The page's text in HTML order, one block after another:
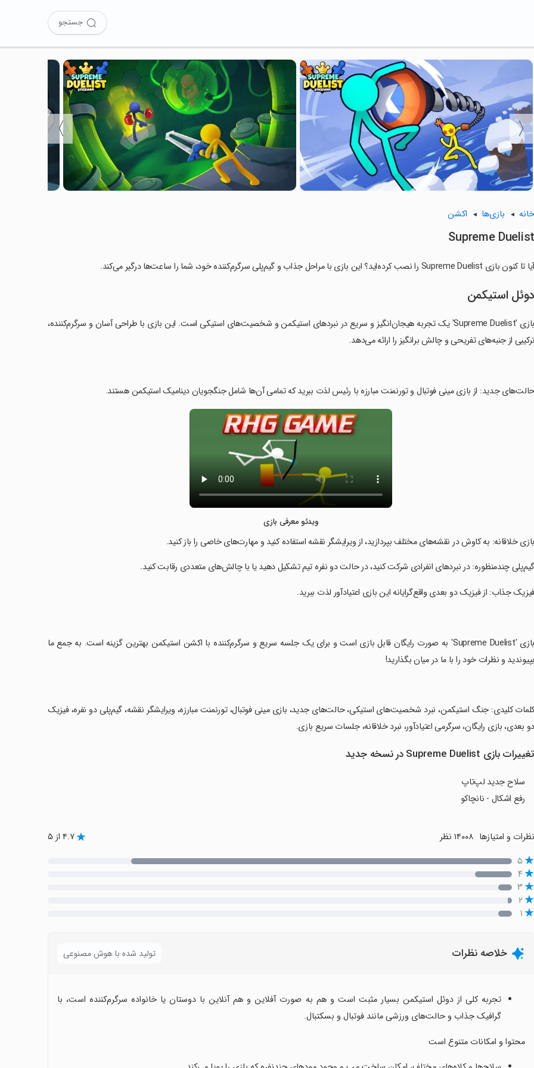
جستجو
〈
〉
خانه بازی‌ها اکشن
Supreme Duelist
آیا تا کنون بازی Supreme Duelist را نصب کرده‌اید؟ این بازی با مراحل جذاب و گیم‌پلی سرگرم‌کننده خود، شما را ساعت‌ها درگیر می‌کند.
دوئل استیکمن
بازی 'Supreme Duelist' یک تجربه هیجان‌انگیز و سریع در نبردهای استیکمن و شخصیت‌های استیکی است. این بازی با طراحی آسان و سرگرم‌کننده،
ترکیبی از جنبه‌های تفریحی و چالش برانگیز را ارائه می‌دهد.
‏حالت‌های جدید: از بازی مینی فوتبال و تورنمنت مبارزه با رئیس لذت ببرید که تمامی آن‌ها شامل جنگجویان دینامیک استیکمن هستند.
ویدئو معرفی بازی
‏بازی خلاقانه: به کاوش در نقشه‌های مختلف بپردازید، از ویرایشگر نقشه استفاده کنید و مهارت‌های خاصی را باز کنید.
‏گیم‌پلی چندمنظوره: در نبردهای انفرادی شرکت کنید، در حالت دو نفره تیم تشکیل دهید یا با چالش‌های متعددی رقابت کنید.
‏فیزیک جذاب: از فیزیک دو بعدی واقع‌گرایانه این بازی اعتیادآور لذت ببرید.
‏بازی 'Supreme Duelist' به صورت رایگان قابل بازی است و برای یک جلسه سریع و سرگرم‌کننده با اکشن استیکمن بهترین گزینه است. به جمع ما
بپیوندید و نظرات خود را با ما در میان بگذارید!
‏کلمات کلیدی: جنگ استیکمن، نبرد شخصیت‌های استیکی، حالت‌های جدید، بازی مینی فوتبال، تورنمنت مبارزه، ویرایشگر نقشه، گیم‌پلی دو نفره، فیزیک
دو بعدی، بازی رایگان، سرگرمی اعتیادآور، نبرد خلاقانه، جلسات سریع بازی.
تغییرات بازی Supreme Duelist در نسخه جدید
سلاح جدید لپ‌تاپ
رفع اشکال - نانچاکو
نظرات و امتیازها ۴.۷ از ۵
۵
۴
۳
۲
۱
خلاصه نظرات تولید شده با هوش مصنوعی
تجربه کلی از دوئل استیکمن بسیار مثبت است و هم به صورت آفلاین و هم آنلاین با دوستان یا خانواده سرگرم‌کننده است، با
گرافیک جذاب و حالت‌های ورزشی مانند فوتبال و بسکتبال.
محتوا و امکانات متنوع است